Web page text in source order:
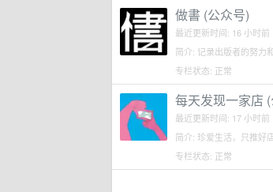
做書 (公众号)
最近更新时间: 16 小时前
简介: 记录出版者的努力
专栏状态: 正常
每天发现一家店
最近更新时间: 17 小时前
简介: 珍爱生活，只推好店
专栏状态: 正常